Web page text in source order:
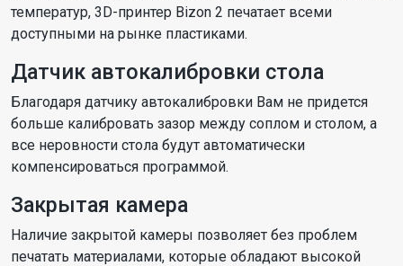
температур, 3D-принтер Bizon 2 печатает всеми
доступными на рынке пластиками.
Датчик автокалибровки стола
Благодаря датчику автокалибровки Вам не придется
больше калибровать зазор между соплом и столом, а
все неровности стола будут автоматически
компенсироваться программой.
Закрытая камера
Наличие закрытой камеры позволяет без проблем
печатать материалами, которые обладают высокой